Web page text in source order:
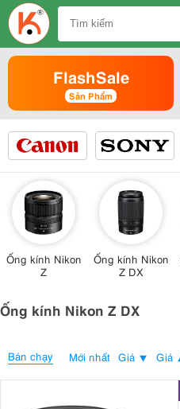
FlashSale
Sản Phẩm
Ống kính Nikon
Z
Ống kính Nikon
Z DX
Ống kính Nikon Z DX
Bán chạy Mới nhất Giá Giá